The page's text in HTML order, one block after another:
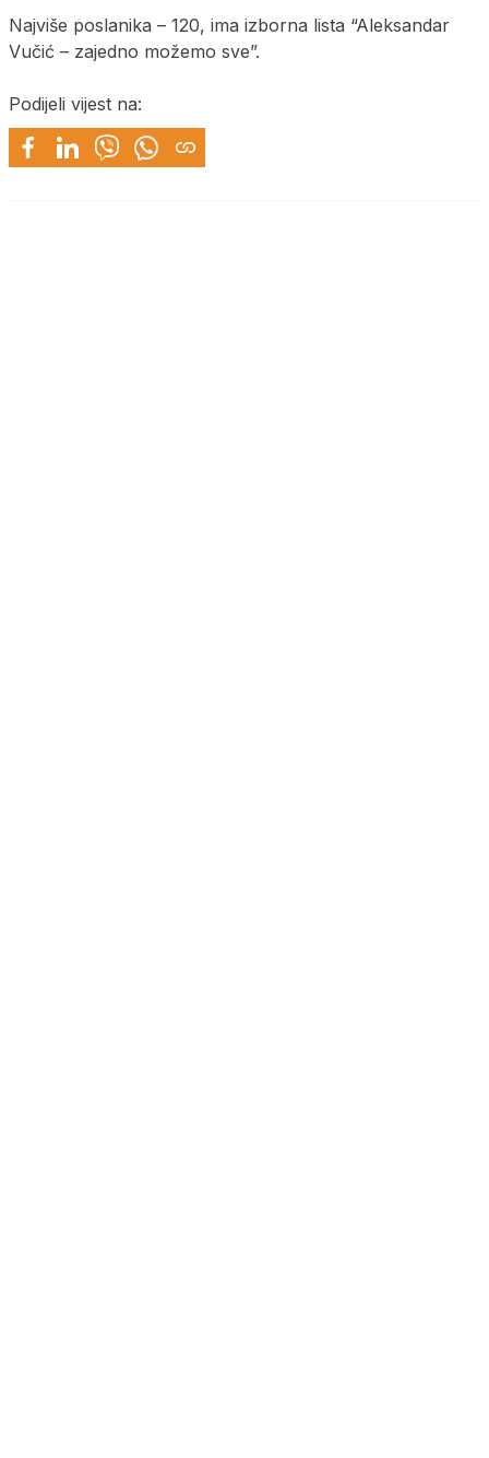
Najviše poslanika – 120, ima izborna lista “Aleksandar
Vučić – zajedno možemo sve”.
Podijeli vijest na: